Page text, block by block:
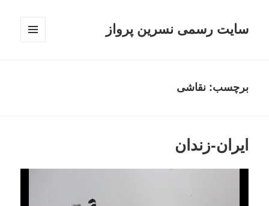
سایت رسمی نسرین پرواز
برچسب:نقاشی
ایران-زندان